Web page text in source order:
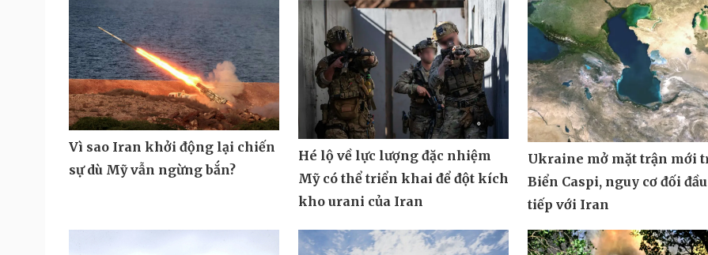
Vì sao Iran khởi động lại chiến
sự dù Mỹ vẫn ngừng bắn?
Hé lộ về lực lượng đặc nhiệm
Mỹ có thể triển khai để đột kích
kho urani của Iran
Ukraine mở mặt trận mới
Biển Caspi, nguy cơ đối
tiếp với Iran